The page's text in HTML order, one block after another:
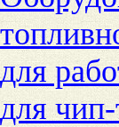
для
для